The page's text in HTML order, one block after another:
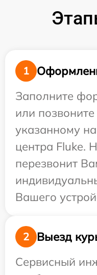
1
Заполните
или
указанному
центра Fluke.
перезвонит
Вашего
2
Выезд
Сервисный